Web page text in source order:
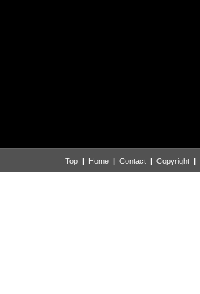
Top | Home | Contact | Copyright |